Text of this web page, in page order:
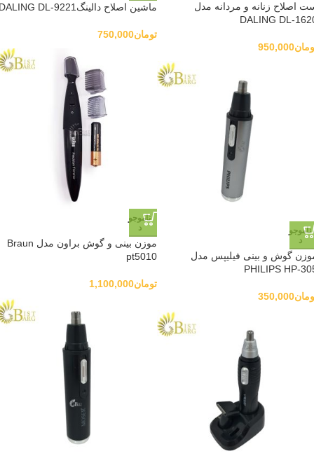
اصلاح زنانه و مردانه مدل
DALING DL-
950,000
ماشین اصلاح دالینگDALING DL-9221
تومان750,000
ناموجو
د
موزن بینی و گوش براون مدل Braun
pt5010
تومان1,100,000
ناموجو
د
گوش و بینی فیلیپس مدل
PHILIPS HP-
350,000